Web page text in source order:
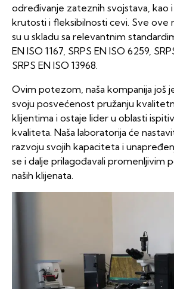
određivanje zateznih svojstava, kao
krutosti i fleksibilnosti cevi. Sve ove
su u skladu sa relevantnim
EN ISO 1167, SRPS EN ISO 6259,
SRPS EN ISO 13968.
Ovim potezom, naša kompanija još
svoju posvećenost pružanju
klijentima i ostaje lider u oblasti
kvaliteta. Naša laboratorija će
razvoju svojih kapaciteta i
se i dalje prilagođavali promenljivim
naših klijenata.